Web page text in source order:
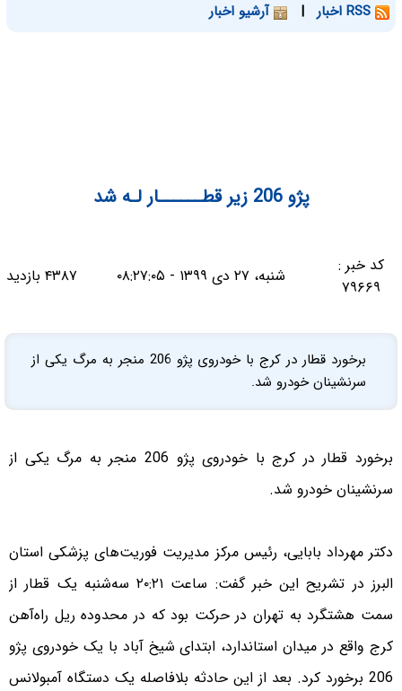
| آرشیو اخبار
پژو 206 زیر قطــــــار لـه شد
کد خبر :
۷۹۶۶۹
شنبه، ۲۷ دی ۱۳۹۹ - ۰۸:۲۷:۰۵ ۴۳۸۷ بازدید
برخورد قطار در کرج با خودروی پژو 206 منجر به مرگ یکی از
سرنشینان خودرو شد.
برخورد قطار در کرج با خودروی پژو 206 منجر به مرگ یکی از
سرنشینان خودرو شد.
دکتر مهرداد بابایی، رئیس مرکز مدیریت فوریت‌های پزشکی استان
البرز در تشریح این خبر گفت: ساعت ۲۰:۲۱ سه‌شنبه یک قطار از
سمت هشتگرد به تهران در حرکت بود که در محدوده ریل راه‌آهن
کرج واقع در میدان استاندارد، ابتدای شیخ آباد با یک خودروی پژو
206 برخورد کرد. بعد از این حادثه بلافاصله یک دستگاه آمبولانس